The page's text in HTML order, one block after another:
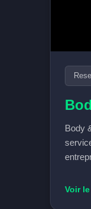
Body
Voir